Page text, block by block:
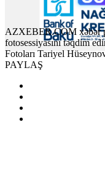
AZXEBER.COM xəbər
fotosessiyasını təqdim
Fotoları Tariyel
PAYLAŞ